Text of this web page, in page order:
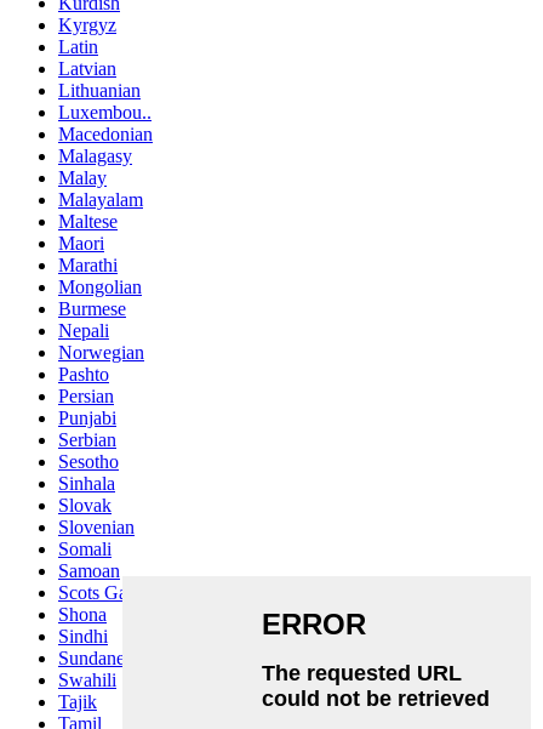
Kyrgyz
Latin
Latvian
Lithuanian
Luxembou..
Macedonian
Malagasy
Malay
Malayalam
Maltese
Maori
Marathi
Mongolian
Burmese
Nepali
Norwegian
Pashto
Persian
Punjabi
Serbian
Sesotho
Sinhala
Slovak
Slovenian
Somali
Samoan
Scots Gaelic
Shona
Sindhi
Sundanese
Swahili
Tajik
Tamil